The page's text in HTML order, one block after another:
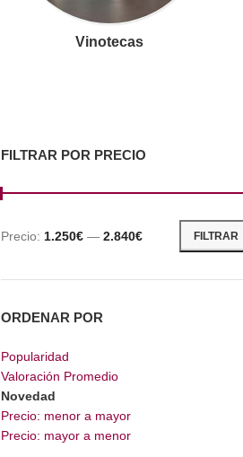
Vinotecas
FILTRAR POR PRECIO
FILTRAR
Precio: 1.250€— 2.840€
ORDENAR POR
Popularidad
Valoración Promedio
Novedad
Precio: menor a mayor
Precio: mayor a menor